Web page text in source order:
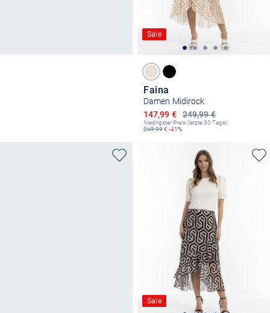
Sale
Faina
Damen Midirock
249,99 €
Ermäßigter Preis
147,99 €
Niedrigster Preis (letzte 30 Tage):
249,99€ -41%
Sale